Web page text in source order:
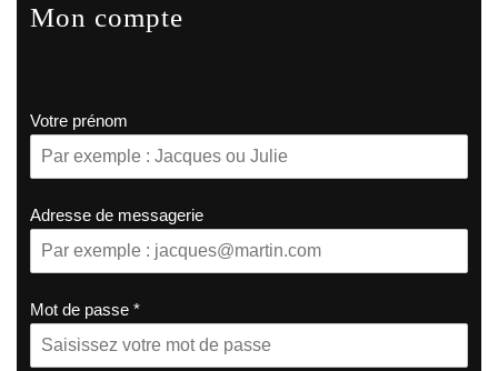
Mon compte
Votre prénom
Adresse de messagerie
Mot de passe *